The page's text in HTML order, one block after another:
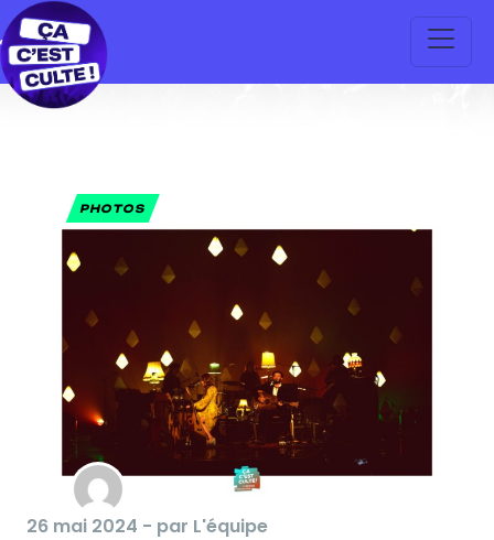
PHOTOS
26 mai 2024 - par L'équipe